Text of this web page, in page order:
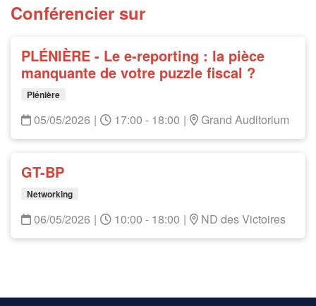
Conférencier sur
PLÉNIÈRE - Le e-reporting : la pièce
manquante de votre puzzle fiscal ?
Plénière
05/05/2026 | 17:00 - 18:00 | Grand Auditorium
GT-BP
Networking
06/05/2026 | 10:00 - 18:00 | ND des Victoires